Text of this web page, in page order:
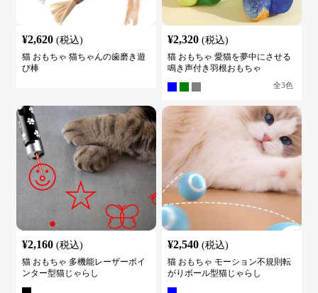
¥2,620 (税込)
猫 おもちゃ 猫ちゃんの歯磨き遊
び棒
¥2,320 (税込)
猫 おもちゃ 愛猫を夢中にさせる
鳴き声付き羽根おもちゃ
全3色
¥2,160 (税込)
猫 おもちゃ 多機能レーザーポイ
ンター型猫じゃらし
¥2,540 (税込)
猫 おもちゃ モーション不規則転
がりボール型猫じゃらし